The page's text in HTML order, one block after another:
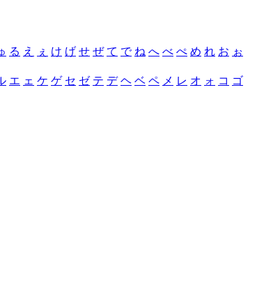
る え ぇ け げ せ ぜ て で ね へ べ ぺ め れ お ぉ
エ ェ ケ ゲ セ ゼ テ デ ヘ ベ ペ メ レ オ ォ コ ゴ